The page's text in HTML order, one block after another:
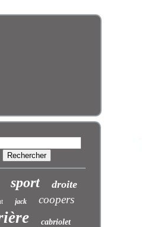
sport droite
jack coopers
cabriolet